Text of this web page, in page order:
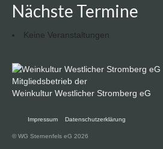
Nächste Termine
Keine Veranstaltungen
Mitgliedsbetrieb der
Weinkultur Westlicher Stromberg eG
Impressum Datenschutzerklärung
© WG Sternenfels eG 2026